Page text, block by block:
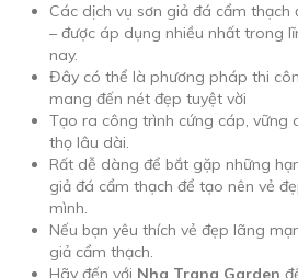
Các dịch vụ sơn giả đá cẩm
– được áp dụng nhiều nhất trong
nay.
Đây có thể là phương pháp thi
mang đến nét đẹp tuyệt vời
Tạo ra công trình cứng cáp, vững
thọ lâu dài.
Rất dễ dàng để bắt gặp những
giả đá cẩm thạch để tạo nên vẻ
mình.
Nếu bạn yêu thích vẻ đẹp lãng
giả cẩm thạch.
Hãy đến với Nha Trang Garden